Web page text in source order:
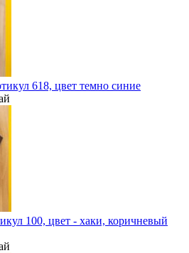
618, цвет темно синие
100, цвет - хаки, коричневый